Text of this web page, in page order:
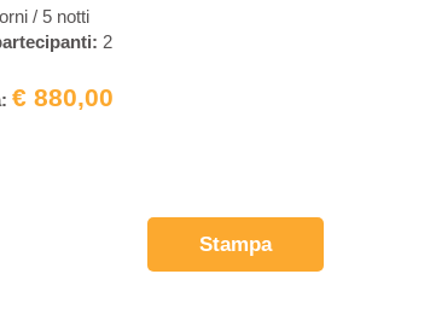
/ 5 notti
2
€ 880,00
Stampa